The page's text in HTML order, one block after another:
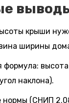
крыши
ширины
формула:
наклона).
нормы (СНИП